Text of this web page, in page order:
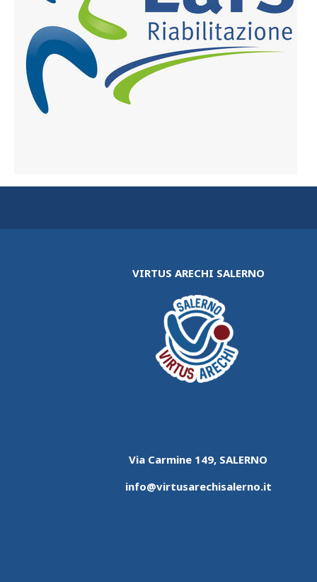
VIRTUS ARECHI SALERNO
Via Carmine 149, SALERNO
info@virtusarechisalerno.it